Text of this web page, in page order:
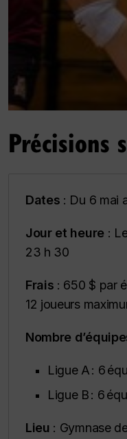
Précisions
Dates : Du 6 mai
Jour et heure :
23 h 30
Frais : 650 $ par
12 joueurs
Nombre
Ligue A : 6
Ligue B : 6
Lieu : Gymnase